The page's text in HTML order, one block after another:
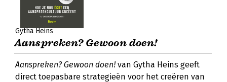
Gytha Heins
Aanspreken? Gewoon doen!
Aanspreken? Gewoon doen! van Gytha Heins geeft
direct toepasbare strategieën voor het creëren van